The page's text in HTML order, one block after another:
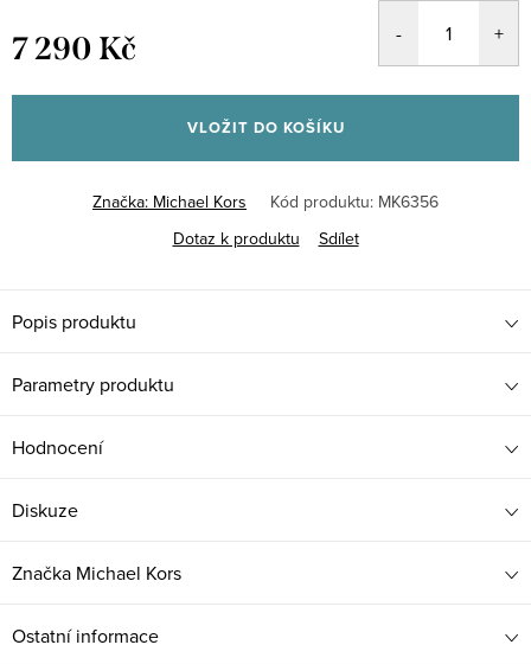
7 290 Kč
cena:
VLOŽIT DO KOŠÍKU
Značka: Michael Kors Kód produktu: MK6356
Dotaz k produktu
Sdílet
Popis produktu
Parametry produktu
Hodnocení
Diskuze
Značka Michael Kors
Ostatní informace